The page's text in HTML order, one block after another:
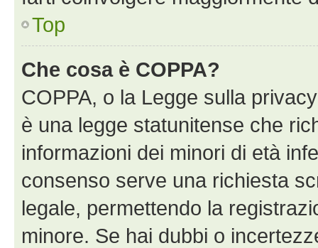
Top
Che cosa è COPPA?
COPPA, o la Legge sulla
è una legge statunitense che
informazioni dei minori di età
consenso serve una richiesta
legale, permettendo la
minore. Se hai dubbi o